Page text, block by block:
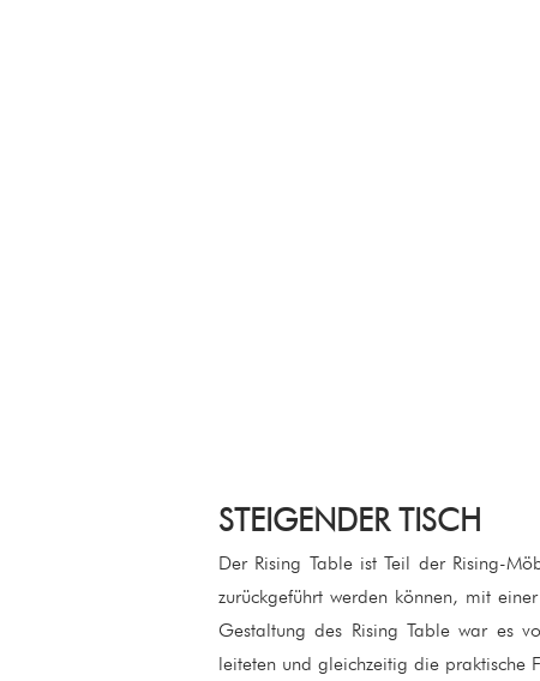
STEIGENDER TISCH
Der Rising Table ist Teil der Rising-
zurückgeführt werden können, mit
Gestaltung des Rising Table war es
leiteten und gleichzeitig die praktische